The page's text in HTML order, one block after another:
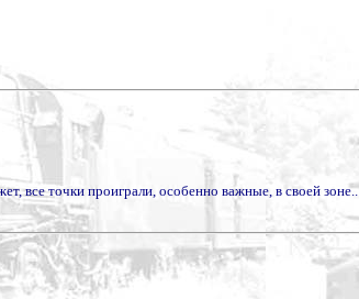
все точки проиграли, особенно важные, в своей зоне..